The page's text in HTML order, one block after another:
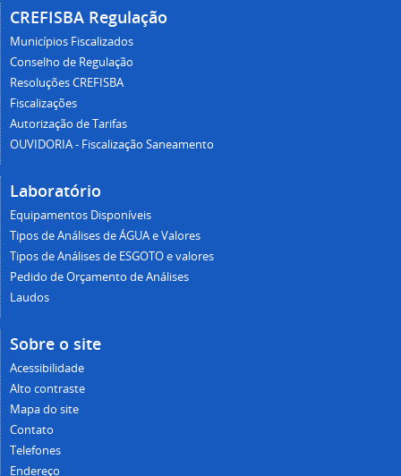
CREFISBA Regulação
Municípios Fiscalizados
Conselho de Regulação
Resoluções CREFISBA
Fiscalizações
Autorização de Tarifas
OUVIDORIA - Fiscalização Saneamento
Laboratório
Equipamentos Disponíveis
Tipos de Análises de ÁGUA e Valores
Tipos de Análises de ESGOTO e valores
Pedido de Orçamento de Análises
Laudos
Sobre o site
Acessibilidade
Alto contraste
Mapa do site
Contato
Telefones
Endereço